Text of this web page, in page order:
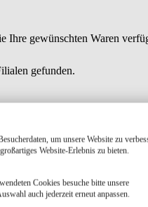
Ihre gewünschten Waren
gefunden.
um unsere Website zu
Website-Erlebnis zu bieten.
Cookies besuche bitte unsere
auch jederzeit erneut anpassen.